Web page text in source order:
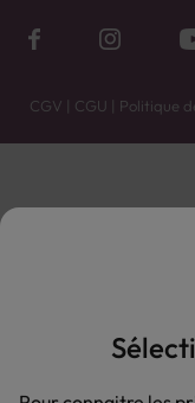
CGV | CGU | Politique
Vente uniquement en
L'ABUS D'ALCOOL EST